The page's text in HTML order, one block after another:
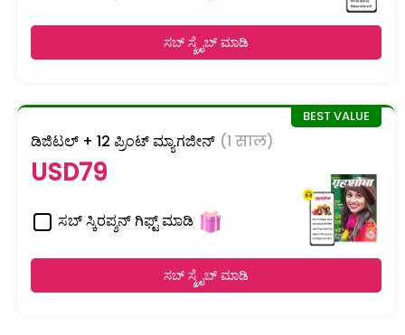
ಸಬ್ ಸ್ಕ್ರೈಬ್ ಮಾಡಿ
ಡಿಜಿಟಲ್ + 12 ಪ್ರಿಂಟ್ ಮ್ಯಾಗಜೀನ್ (1 साल)
USD79
ಸಬ್ ಸ್ಕಿರಪ್ಶನ್ ಗಿಫ್ಟ್ ಮಾಡಿ
ಸಬ್ ಸ್ಕ್ರೈಬ್ ಮಾಡಿ